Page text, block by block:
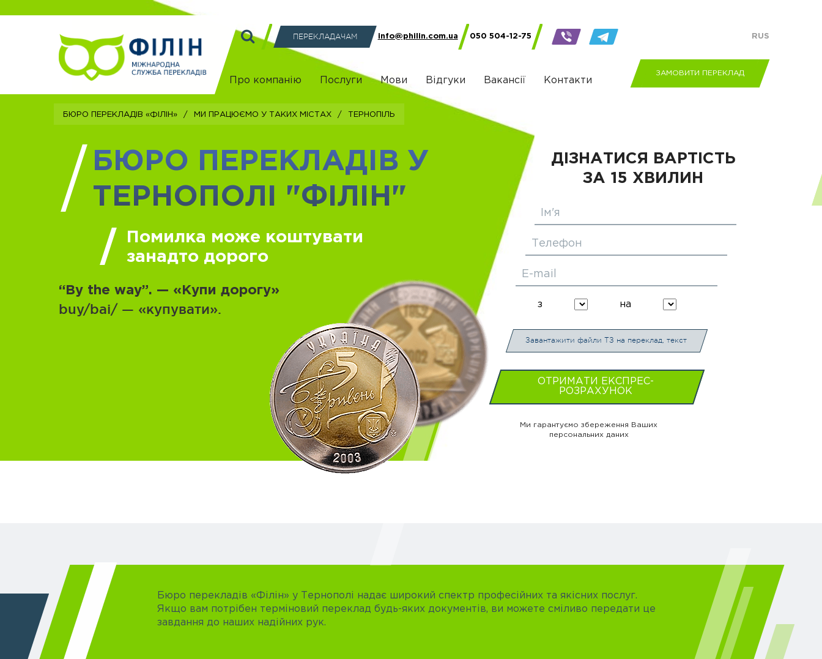
ПЕРЕКЛАДАЧАМ info@philin.com.ua 050 504-12-75 RUS
Про компанію Послуги Мови Відгуки Вакансії Контакти
ЗАМОВИТИ ПЕРЕКЛАД
Бюро перекладів «Філін» / Ми працюємо у таких містах / Тернопіль
БЮРО ПЕРЕКЛАДІВ У
ТЕРНОПОЛІ "ФІЛІН"
Помилка може коштувати
занадто дорого
“By the way”. — «Купи дорогу»
buy/bai/ — «купувати».
ДІЗНАТИСЯ ВАРТІСТЬ
ЗА 15 ХВИЛИН
Ім'я
Телефон
E-mail
з на
Завантажити файли ТЗ на переклад, текст
ОТРИМАТИ ЕКСПРЕС-
РОЗРАХУНОК
Ми гарантуємо збереження Ваших
персональних даних
Бюро перекладів «Філін» у Тернополі надає широкий спектр професійних та якісних послуг.
Якщо вам потрібен терміновий переклад будь-яких документів, ви можете сміливо передати це
завдання до наших надійних рук.